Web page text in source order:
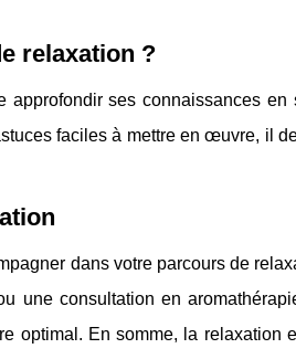
relaxation ?
approfondir ses connaissances en
faciles à mettre en œuvre, il
dans votre parcours de
une consultation en
optimal. En somme, la relaxation